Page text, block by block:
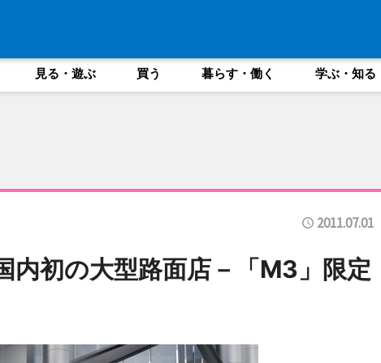
見る・遊ぶ 買う 暮らす・働く 学ぶ・知る
2011.07.01
内初の大型路面店－「M3」限定